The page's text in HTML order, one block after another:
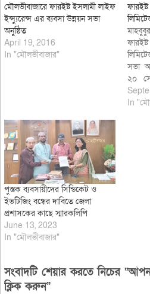
মৌলভীবাজারে ফারইষ্ট ইসলামী লাইফ
ইন্স্যুরেন্স এর ব্যবসা উন্নয়ন সভা
অনুষ্ঠিত
April 19, 2016
In "মৌলভীবাজার"
সভা
২০
এন্ড
In
পুস্তক ব্যবসায়ীদের সিন্ডিকেট ও
ইভটিজিং বন্ধের দাবিতে জেলা
প্রশাসকের কাছে স্মারকলিপি
June 13, 2023
In "মৌলভীবাজার"
সংবাদটি শেয়ার করতে নিচের
ক্লিক করুন”